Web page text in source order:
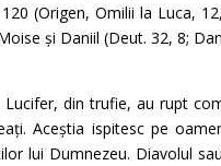
(Origen, Omilii la Luca,
și Daniil (Deut. 32, 8;
din trufie, au rupt
Aceștia ispitesc pe
lui Dumnezeu. Diavolul